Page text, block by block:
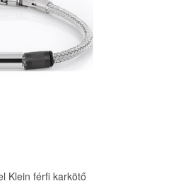
Klein férfi karkötő